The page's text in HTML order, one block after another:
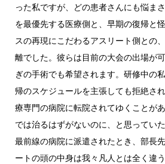
った私ですが、どの患者さんにも悩ま
を最優先する医療側と、早期の復帰と
スの再現にこだわるアスリート側との
離でした。彼らは目前の大会の出場が
ぎの手術でも希望されます。研修中の
帰のスケジュールを主張しても拒絶さ
療専門の病院に転院されてゆくことが
では治るはずがないのに、と思ってい
最前線の病院に派遣されたとき、部長
ートの頭の中身は我々凡人とは全く違